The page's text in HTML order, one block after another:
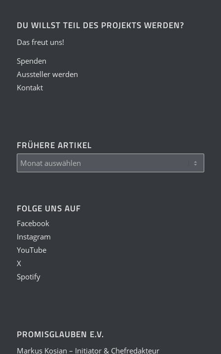
DU WILLST TEIL DES PROJEKTS WERDEN?
Das freut uns!
Spenden
Aussteller werden
Kontakt
FRÜHERE ARTIKEL
FOLGE UNS AUF
Facebook
Instagram
YouTube
X
Spotify
PROMISGLAUBEN E.V.
Markus Kosian – Initiator & Chefredakteur